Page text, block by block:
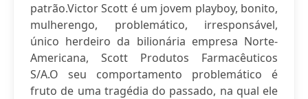
patrão.Victor Scott é um jovem playboy, bonito,
mulherengo, problemático, irresponsável,
único herdeiro da bilionária empresa Norte-
Americana, Scott Produtos Farmacêuticos
S/A.O seu comportamento problemático é
fruto de uma tragédia do passado, na qual ele